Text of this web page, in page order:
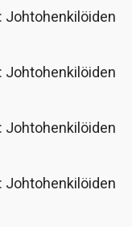
Johtohenkilöiden
Johtohenkilöiden
Johtohenkilöiden
Johtohenkilöiden